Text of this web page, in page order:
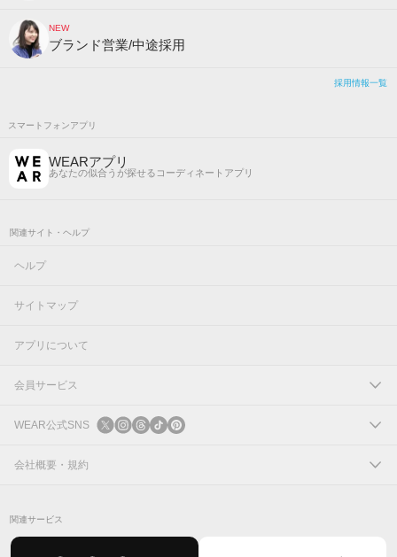
NEW
ブランド営業/中途採用
採用情報一覧
スマートフォンアプリ
WEARアプリ
あなたの似合うが探せるコーディネートアプリ
関連サイト・ヘルプ
ヘルプ
サイトマップ
アプリについて
会員サービス
ログイン
新規会員登録
WEAR公式SNS
X
会社概要・規約
関連サービス